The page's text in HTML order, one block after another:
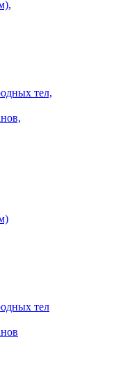
тел,
тел